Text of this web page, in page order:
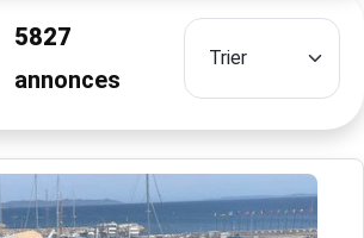
5827
annonces